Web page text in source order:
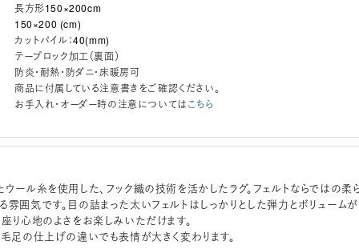
長方形150×200cm
150×200 (cm)
カットパイル：40(mm)
テープロック加工（裏面）
防炎・耐熱・防ダニ・床暖房可
商品に付属している注意書きをご確認ください。
お手入れ・オーダー時の注意についてはこちら
ウール糸を使用した、フック織の技術を活かしたラグ。フェルトならではの柔
雰囲気です。目の詰まった太いフェルトはしっかりとした弾力とボリュームが
座り心地のよさをお楽しみいただけます。
毛足の仕上げの違いでも表情が大きく変わります。